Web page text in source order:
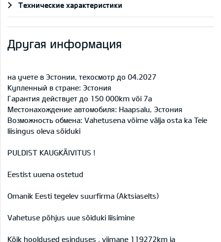
Технические характеристики
Другая информация
на учете в Эстонии, техосмотр до 04.2027
Купленный в стране: Эстония
Гарантия действует до 150 000km või 7a
Местонахождение автомобиля: Haapsalu, Эстония
Возможность обмена: Vahetusena võime välja osta ka Teie
liisingus oleva sõiduki
PULDIST KAUGKÄIVITUS !
Eestist uuena ostetud
Omanik Eesti tegelev suurfirma (Aktsiaselts)
Vahetuse põhjus uue sõiduki liisimine
Kõik hooldused esinduses , viimane 119272km ja